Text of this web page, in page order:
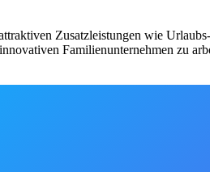
Zusatzleistungen wie
Familienunternehmen zu